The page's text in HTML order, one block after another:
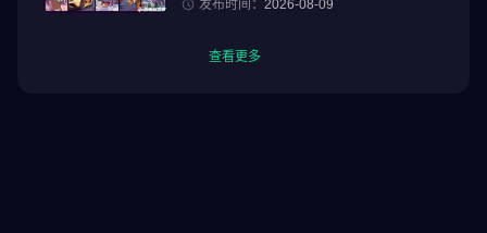
发布时间： 2026-08-09
查看更多